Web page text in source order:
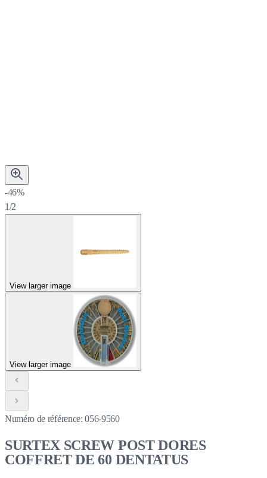
-46%
1/2
View larger image
View larger image
Numéro de référence: 056-9560
SURTEX SCREW POST DORES
COFFRET DE 60 DENTATUS